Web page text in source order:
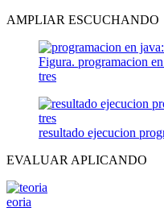
AMPLIAR ESCUCHANDO
Figura. programacion
tres
resultado ejecucion
EVALUAR APLICANDO
eoria